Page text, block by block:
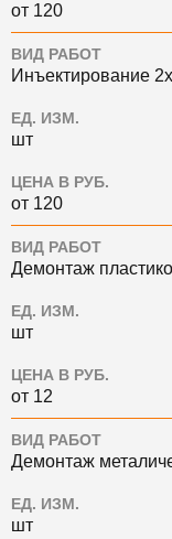
от 120
ВИД РАБОТ
Инъектирование
ЕД. ИЗМ.
шт
ЦЕНА В РУБ.
от 120
ВИД РАБОТ
Демонтаж
ЕД. ИЗМ.
шт
ЦЕНА В РУБ.
от 12
ВИД РАБОТ
Демонтаж
ЕД. ИЗМ.
шт